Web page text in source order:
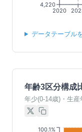
2020
4,220
データテーブル
年齢3区分構成
年少(0-14歳)・生
100.1%